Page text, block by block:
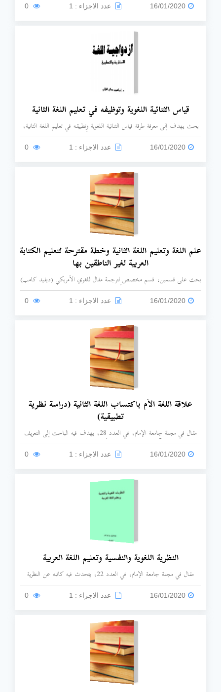
16/01/2020 عدد الاجزاء : 1
قياس الثنائية اللغوية وتوظيفه في تعليم اللغة الثانية
بحث يهدف إلى معرفة طرقة قياس الثنائية اللغوية وتطبيقه في تعليم اللغة الثانية،
كما بحث في نوع الاختبارات المتوازية، وعرض أهمية القياس في تعليم اللغة
الثانية لأغراض التقييم الذاتي.
16/01/2020 عدد الاجزاء : 1
علم اللغة وتعليم اللغة الثانية وخطة مقترحة لتعليم الكتابة
العربية لغير الناطقين بها
بحث على قسمين، قسم مخصص لترجمة مقال للغوي الأمريكي (ديفيد كامب)
بعنوان: علم اللغة وتعليم اللغات الأجنبية، والقسم الثاني مخصص لدراسة تعليم
الكتابة العربية لغير العرب.
16/01/2020 عدد الاجزاء : 1
علاقة اللغة الأم باكتساب اللغة الثانية (دراسة نظرية
تطبيقية)
مقال في مجلة جامعة الإمام، في العدد 28، يهدف فيه الباحث إلى التعريف
بالاتجاهات والآراء حول علاقة اللغة الأم باكتساب اللغة الهدف منذ ظهور
الدراسات التطبيقية حتى الآن.
16/01/2020 عدد الاجزاء : 1
النظرية اللغوية والنفسية وتعليم اللغة العربية
مقال في مجلة جامعة الإمام، في العدد 22، يتحدث فيه كاتبه عن النظرية
اللغوية والنفسية في تعليم اللغة العربية.
16/01/2020 عدد الاجزاء : 1